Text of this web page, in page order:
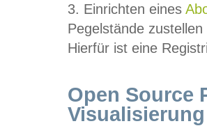
3. Einrichten eines
Pegelstände
Hierfür ist eine
Open Source
Visualisierung